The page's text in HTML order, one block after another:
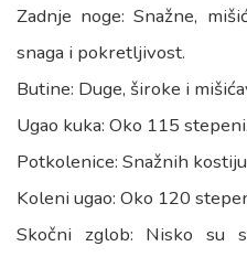
Zadnje noge: Snažne,
snaga i pokretljivost.
Butine: Duge, široke i
Ugao kuka: Oko 115 stepeni.
Potkolenice: Snažnih
Koleni ugao: Oko 120
Skočni zglob: Nisko su